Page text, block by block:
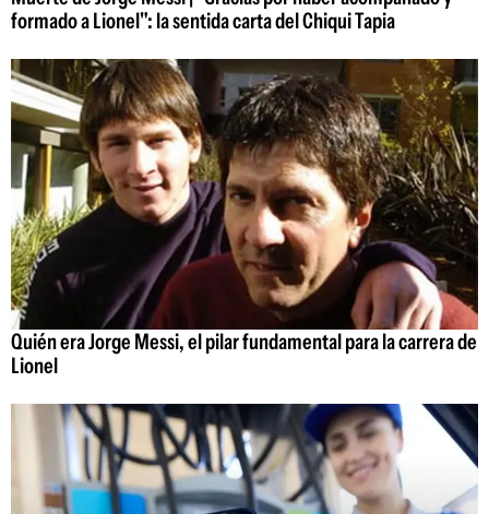
formado a Lionel": la sentida carta del Chiqui Tapia
Quién era Jorge Messi, el pilar fundamental para la carrera de
Lionel